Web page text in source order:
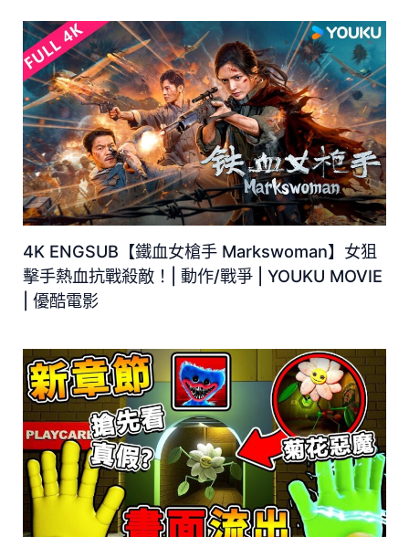
4K ENGSUB【鐵血女槍手 Markswoman】女狙
擊手熱血抗戰殺敵！| 動作/戰爭 | YOUKU MOVIE
| 優酷電影